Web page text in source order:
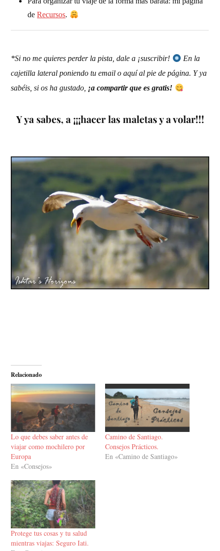
deRecursos.
*Si no me quieres perder la pista, dale a ¡suscribir!
En la
cajetilla lateral poniendo tu email o aquí al pie de página. Y ya
sabéis, si os ha gustado, ¡a compartir que es gratis!
Y ya sabes, a ¡¡¡hacer las maletas y a volar!!!
Relacionado
Lo que debes saber antes de
viajar como mochilero por
Europa
En «Consejos»
Camino de Santiago.
Consejos Prácticos.
En «Camino de Santiago»
Protege tus cosas y tu salud
mientras viajas: Seguro Iati.